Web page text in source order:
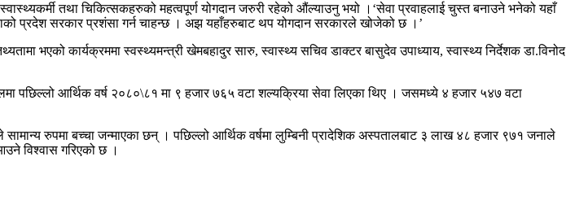
तथा चिकित्सकहरुको महत्वपूर्ण योगदान जरुरी रहेको औंल्याउनु भयो ।‘सेवा प्रवाहलाई चुस्त बनाउने भनेको यहाँ
प्रदेश सरकार प्रशंसा गर्न चाहन्छ । अझ यहाँहरुबाट थप योगदान सरकारले खोजेको छ ।’
भएको कार्यक्रममा स्वस्थ्यमन्त्री खेमबहादुर सारु, स्वास्थ्य सचिव डाक्टर बासुदेव उपाध्याय, स्वास्थ्य निर्देशक डा.विनोद
पछिल्लो आर्थिक वर्ष २०८०\८१ मा ९ हजार ७६५ वटा शल्यक्रिया सेवा लिएका थिए । जसमध्ये ४ हजार ५४७ वटा
रुपमा बच्चा जन्माएका छन् । पछिल्लो आर्थिक वर्षमा लुम्बिनी प्रादेशिक अस्पतालबाट ३ लाख ४८ हजार ९७१ जनाले
विश्वास गरिएको छ ।